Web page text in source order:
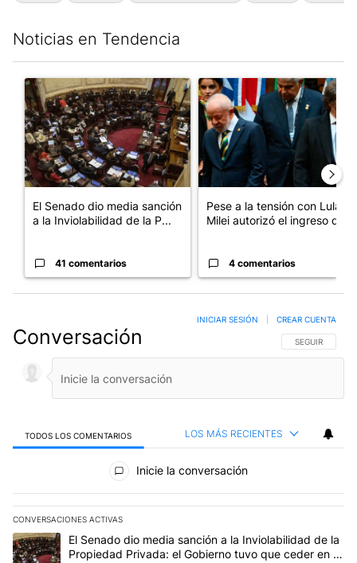
Noticias en Tendencia
Un artículo de tendencia con el título "El Senado dio media
El Senado dio media sanción
a la Inviolabilidad de la P...
41 comentarios
Un artículo de tendencia con
Pese a la tensión con Lula,
Milei autorizó el ingreso d...
4 comentarios
Conversación SIGA ESTA
SEGUIR
INICIAR SESIÓN CREAR CUENTA
TODOS LOS COMENTARIOS LOS MÁS RECIENTES
Todos los comentarios
Inicie la conversación
CONVERSACIONES ACTIVAS
Este listado muestra los artículos con más comentarios en los
Un artículo de tendencia con el título "El Senado dio media
El Senado dio media sanción a la Inviolabilidad de la
Propiedad Privada: el Gobierno tuvo que ceder en la